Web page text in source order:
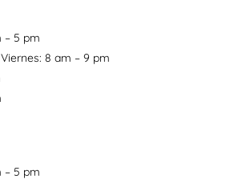
– 5 pm
8 am – 9 pm
– 5 pm